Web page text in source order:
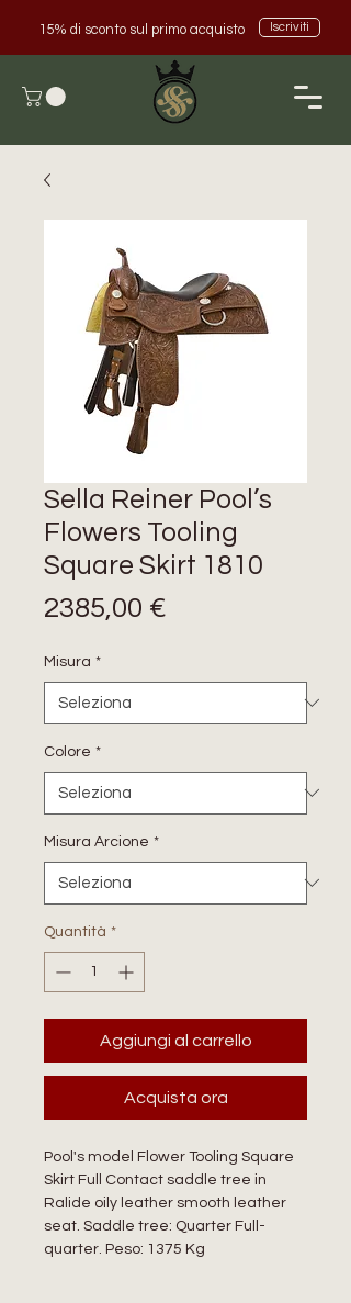
15% di sconto sul primo acquisto Iscriviti
Sella Reiner Pool’s
Flowers Tooling
Square Skirt 1810
2385,00 €
Misura *
Colore *
Misura Arcione *
Quantità *
Aggiungi al carrello
Acquista ora
Pool's model Flower Tooling Square
Skirt Full Contact saddle tree in
Ralide oily leather smooth leather
seat. Saddle tree: Quarter Full-
quarter. Peso: 1375 Kg